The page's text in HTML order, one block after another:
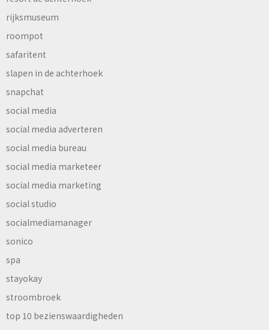
rijksmuseum
roompot
safaritent
slapen in de achterhoek
snapchat
social media
social media adverteren
social media bureau
social media marketeer
social media marketing
social studio
socialmediamanager
sonico
spa
stayokay
stroombroek
top 10 bezienswaardigheden